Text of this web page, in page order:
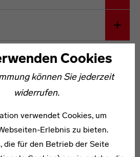
Cookies
können Sie jederzeit
widerrufen.
verwendet Cookies, um
Erlebnis zu bieten.
die für den Betrieb der Seite